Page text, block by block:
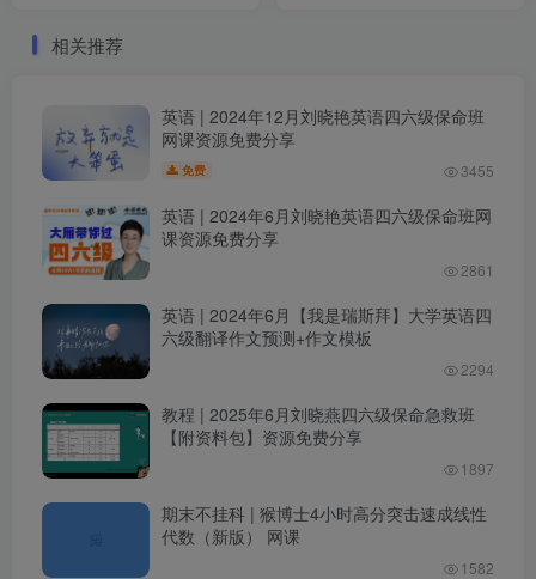
相关推荐
英语 | 2024年12月刘晓艳英语四六级保命班
网课资源免费分享
免费 3455
英语 | 2024年6月刘晓艳英语四六级保命班网
课资源免费分享
2861
英语 | 2024年6月【我是瑞斯拜】大学英语四
六级翻译作文预测+作文模板
2294
教程 | 2025年6月刘晓燕四六级保命急救班
【附资料包】资源免费分享
1897
期末不挂科 | 猴博士4小时高分突击速成线性
代数（新版） 网课
1582